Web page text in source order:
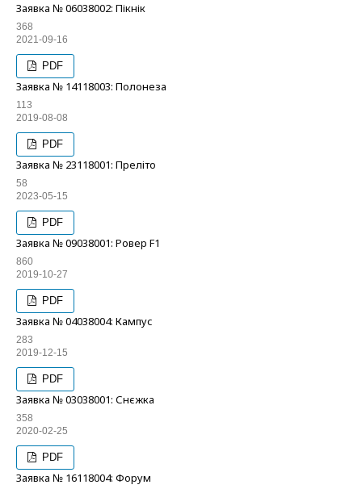
Заявка № 06038002: Пікнік
368
2021-09-16
PDF
Заявка № 14118003: Полонеза
113
2019-08-08
PDF
Заявка № 23118001: Преліто
58
2023-05-15
PDF
Заявка № 09038001: Ровер F1
860
2019-10-27
PDF
Заявка № 04038004: Кампус
283
2019-12-15
PDF
Заявка № 03038001: Снєжка
358
2020-02-25
PDF
Заявка № 16118004: Форум